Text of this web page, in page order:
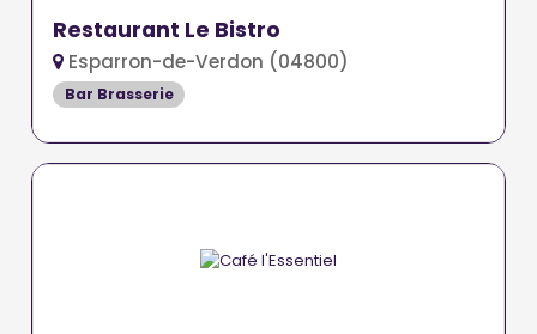
Restaurant Le Bistro
Esparron-de-Verdon (04800)
Bar Brasserie